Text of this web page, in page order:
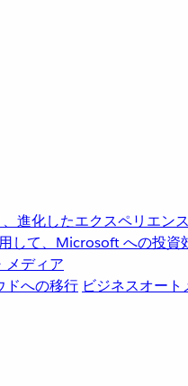
進化したエクスペリエン
して、Microsoft への投資
メディア
ドへの移行 ビジネスオート